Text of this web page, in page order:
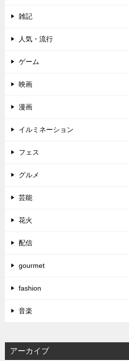
雑記
人気・流行
ゲーム
映画
漫画
イルミネーション
フェス
グルメ
芸能
花火
配信
gourmet
fashion
音楽
アーカイブ